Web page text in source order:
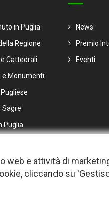
in Puglia
Regione
Cattedrali
e Monumenti
Sagre
Puglia
News
Premio
Eventi
Cookie-Credits
e attività di
cliccando su
visualizzare il plugin è